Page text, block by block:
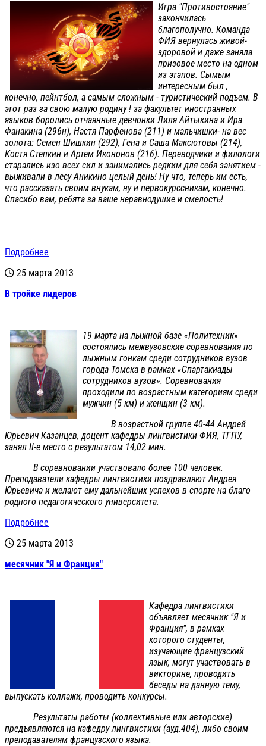
Игра "Противостояние"
закончилась
благополучно. Команда
ФИЯ вернулась живой-
здоровой и даже заняла
призовое место на одном
из этапов. Сымым
интересным был ,
конечно, пейнтбол, а самым сложным - туристический подъем. В
этот раз за свою малую родину ! за факультет иностранных
языков боролись отчаянные девчонки Лиля Айтыкина и Ира
Фанакина (296н), Настя Парфенова (211) и мальчишки- на вес
золота: Семен Шишкин (292), Гена и Саша Максютовы (214),
Костя Степкин и Артем Икононов (216). Переводчики и филологи
старались изо всех сил и занимались редким для себя занятием -
выживали в лесу Аникино целый день! Ну что, теперь им есть,
что рассказать своим внукам, ну и первокурссникам, конечно.
Спасибо вам, ребята за ваше неравнодушие и смелость!
Подробнее
25 марта 2013
В тройке лидеров
19 марта на лыжной базе «Политехник»
состоялись межвузовские соревнования по
лыжным гонкам среди сотрудников вузов
города Томска в рамках «Спартакиады
сотрудников вузов». Соревнования
проходили по возрастным категориям среди
мужчин (5 км) и женщин (3 км).
В возрастной группе 40-44 Андрей
Юрьевич Казанцев, доцент кафедры лингвистики ФИЯ, ТГПУ,
занял II-е место с результатом 14,02 мин.
В соревновании участвовало более 100 человек.
Преподаватели кафедры лингвистики поздравляют Андрея
Юрьевича и желают ему дальнейших успехов в спорте на благо
родного педагогического университета.
Подробнее
25 марта 2013
месячник "Я и Франция"
Кафедра лингвистики
объявляет месячник "Я и
Франция", в рамках
которого студенты,
изучающие французский
язык, могут участвовать в
викторине, проводить
беседы на данную тему,
выпускать коллажи, проводить конкурсы.
Результаты работы (коллективные или авторские)
предъявляются на кафедру лингвистики (ауд.404), либо своим
преподавателям французского языка.